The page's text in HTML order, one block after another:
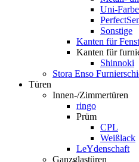
Uni-
Sonstige
Kanten für
Kanten für
Shinnoki
Stora Enso
Türen
Innen-/Zimmertüren
ringo
Prüm
CPL
Weißlack
LeYdenschaft
Ganzglastüren